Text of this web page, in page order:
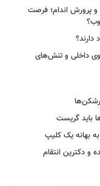
و پرورش اندام؛ فرصت
داخلی و تنش‌های
باید گریست
بهانه یک کلیپ
و دکترین انتقام